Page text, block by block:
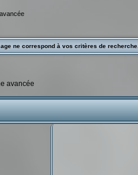
ne correspond à vos critères de recherche.
avancée